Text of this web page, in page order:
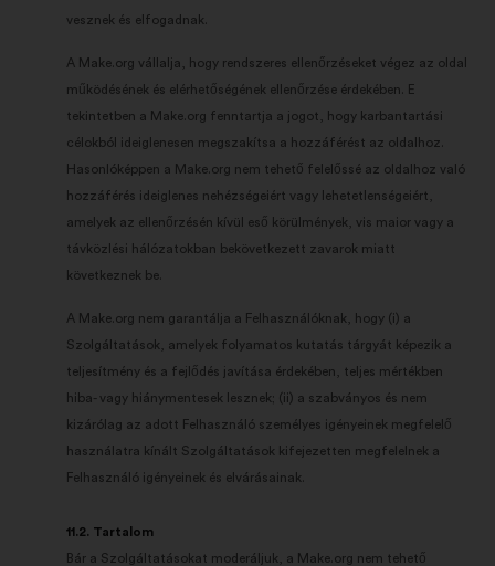
vesznek és elfogadnak.
A Make.org vállalja, hogy rendszeres ellenőrzéseket végez az oldal
működésének és elérhetőségének ellenőrzése érdekében. E
tekintetben a Make.org fenntartja a jogot, hogy karbantartási
célokból ideiglenesen megszakítsa a hozzáférést az oldalhoz.
Hasonlóképpen a Make.org nem tehető felelőssé az oldalhoz való
hozzáférés ideiglenes nehézségeiért vagy lehetetlenségeiért,
amelyek az ellenőrzésén kívül eső körülmények, vis maior vagy a
távközlési hálózatokban bekövetkezett zavarok miatt
következnek be.
A Make.org nem garantálja a Felhasználóknak, hogy (i) a
Szolgáltatások, amelyek folyamatos kutatás tárgyát képezik a
teljesítmény és a fejlődés javítása érdekében, teljes mértékben
hiba- vagy hiánymentesek lesznek; (ii) a szabványos és nem
kizárólag az adott Felhasználó személyes igényeinek megfelelő
használatra kínált Szolgáltatások kifejezetten megfelelnek a
Felhasználó igényeinek és elvárásainak.
11.2. Tartalom
Bár a Szolgáltatásokat moderáljuk, a Make.org nem tehető